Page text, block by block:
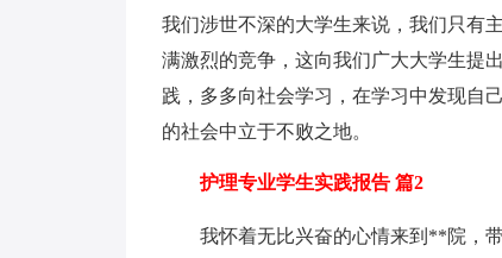
我们涉世不深的大学生来说，我们只有
满激烈的竞争，这向我们广大大学生提
践，多多向社会学习，在学习中发现自
的社会中立于不败之地。
护理专业学生实践报告 篇2
我怀着无比兴奋的心情来到**院，带